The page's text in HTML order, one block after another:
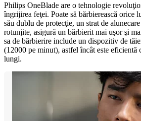
Philips OneBlade are o tehnologie
îngrijirea feţei. Poate să bărbierească orice
său dublu de protecţie, un strat de
rotunjite, asigură un bărbierit mai uşor şi
sa de bărbierire include un dispozitiv de
(12000 pe minut), astfel încât este eficientă
lungi.